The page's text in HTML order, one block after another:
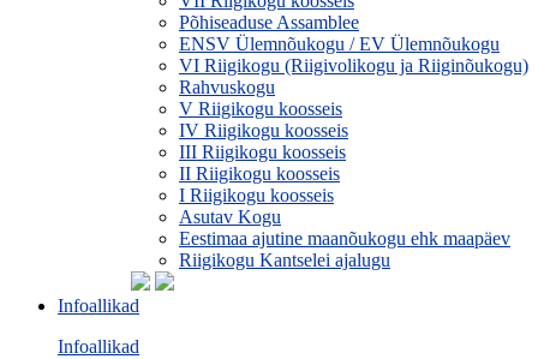
Põhiseaduse Assamblee
ENSV Ülemnõukogu / EV Ülemnõukogu
VI Riigikogu (Riigivolikogu ja Riiginõukogu)
Rahvuskogu
V Riigikogu koosseis
IV Riigikogu koosseis
III Riigikogu koosseis
II Riigikogu koosseis
I Riigikogu koosseis
Asutav Kogu
Eestimaa ajutine maanõukogu ehk maapäev
Riigikogu Kantselei ajalugu
Infoallikad
Infoallikad